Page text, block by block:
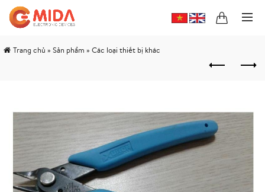
Trang chủ » Sản phẩm » Các loại thiết bị khác